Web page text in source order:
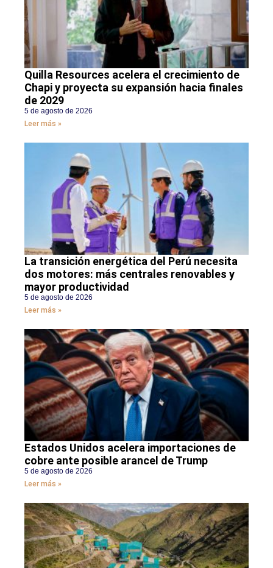
Quilla Resources acelera el crecimiento de
Chapi y proyecta su expansión hacia finales
de 2029
5 de agosto de 2026
Leer más »
La transición energética del Perú necesita
dos motores: más centrales renovables y
mayor productividad
5 de agosto de 2026
Leer más »
Estados Unidos acelera importaciones de
cobre ante posible arancel de Trump
5 de agosto de 2026
Leer más »